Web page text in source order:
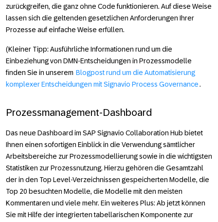
zurückgreifen, die ganz ohne Code funktionieren. Auf diese Weise
lassen sich die geltenden gesetzlichen Anforderungen Ihrer
Prozesse auf einfache Weise erfüllen.
(Kleiner Tipp: Ausführliche Informationen rund um die
Einbeziehung von DMN-Entscheidungen in Prozessmodelle
finden Sie in unserem Blogpost rund um die Automatisierung
komplexer Entscheidungen mit Signavio Process Governance.
Prozessmanagement-Dashboard
Das neue Dashboard im SAP Signavio Collaboration Hub bietet
Ihnen einen sofortigen Einblick in die Verwendung sämtlicher
Arbeitsbereiche zur Prozessmodellierung sowie in die wichtigsten
Statistiken zur Prozessnutzung. Hierzu gehören die Gesamtzahl
der in den Top Level-Verzeichnissen gespeicherten Modelle, die
Top 20 besuchten Modelle, die Modelle mit den meisten
Kommentaren und viele mehr. Ein weiteres Plus: Ab jetzt können
Sie mit Hilfe der integrierten tabellarischen Komponente zur